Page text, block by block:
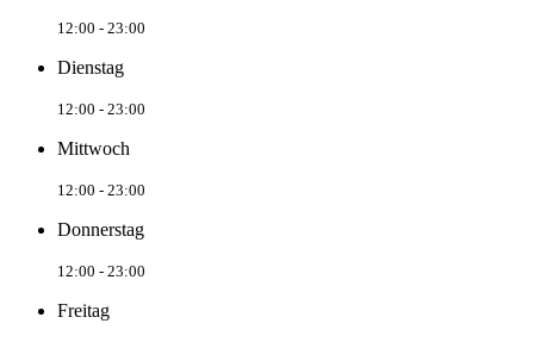
12:00 - 23:00
Dienstag
12:00 - 23:00
Mittwoch
12:00 - 23:00
Donnerstag
12:00 - 23:00
Freitag